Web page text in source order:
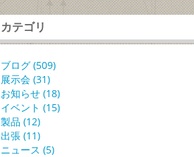
カテゴリ
ブログ (509)
展示会 (31)
お知らせ (18)
イベント (15)
製品 (12)
出張 (11)
ニュース (5)